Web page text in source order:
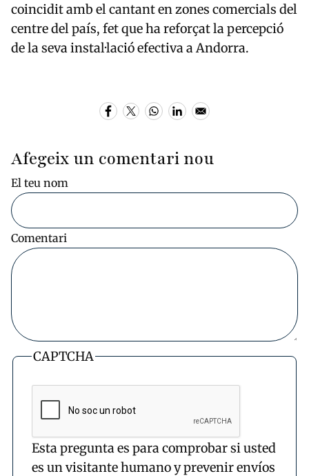
coincidit amb el cantant en zones comercials del
centre del país, fet que ha reforçat la percepció
de la seva instal·lació efectiva a Andorra.
Afegeix un comentari nou
El teu nom
Comentari
CAPTCHA
Esta pregunta es para comprobar si usted
es un visitante humano y prevenir envíos